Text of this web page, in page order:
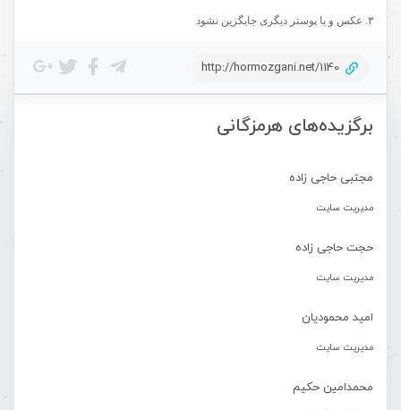
برگزیده‌های هرمزگانی
مجتبی حاجی زاده
مدیریت سایت
حجت حاجی زاده
مدیریت سایت
امید محمودیان
مدیریت سایت
محمدامین حکیم
۳. عکس و یا پوستر دیگری جایگزین نشود
http://hormozgani.net/1140